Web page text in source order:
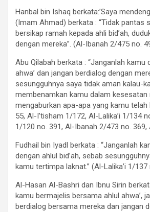
Hanbal bin Ishaq berkata:’Saya
(Imam Ahmad) berkata : “Tidak pantas
bersikap ramah kepada ahli bid’ah,
dengan mereka”. (Al-Ibanah 2/475 no.
Abu Qilabah berkata : “Janganlah kamu
ahwa’ dan jangan berdialog dengan
sesungguhnya saya tidak aman kalau-
membenamkan kamu dalam kesesatan
mengaburkan apa-apa yang kamu telah
55, Al-I’tisham 1/172, Al-Lalika’i 1/134
1/120 no. 391, Al-Ibanah 2/473 no. 369,
Fudhail bin Iyadl berkata : “Janganlah
dengan ahlul bid’ah, sebab
kamu tertimpa laknat.” (Al-Lalika’i 1/
Al-Hasan Al-Bashri dan Ibnu Sirin
kamu bermajelis bersama ahlul ahwa’,
berdialog bersama mereka dan jangan